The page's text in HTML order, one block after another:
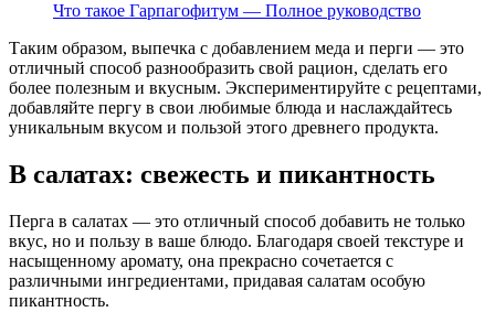
Что такое Гарпагофитум — Полное руководство
Таким образом, выпечка с добавлением меда и перги — это
отличный способ разнообразить свой рацион, сделать его
более полезным и вкусным. Экспериментируйте с рецептами,
добавляйте пергу в свои любимые блюда и наслаждайтесь
уникальным вкусом и пользой этого древнего продукта.
В салатах: свежесть и пикантность
Перга в салатах — это отличный способ добавить не только
вкус, но и пользу в ваше блюдо. Благодаря своей текстуре и
насыщенному аромату, она прекрасно сочетается с
различными ингредиентами, придавая салатам особую
пикантность.